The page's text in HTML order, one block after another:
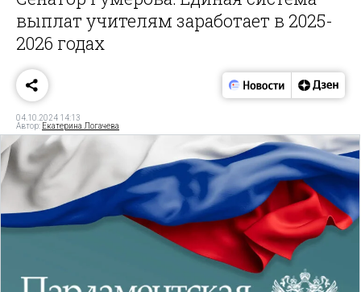
выплат учителям заработает в 2025-
2026 годах
04.10.2024 14:13
Автор: Екатерина Логачева